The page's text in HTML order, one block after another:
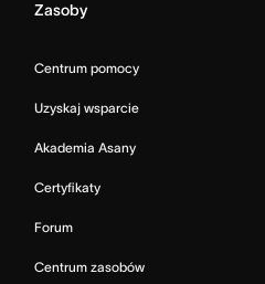
Zasoby
Centrum pomocy
Uzyskaj wsparcie
Akademia Asany
Certyfikaty
Forum
Centrum zasobów